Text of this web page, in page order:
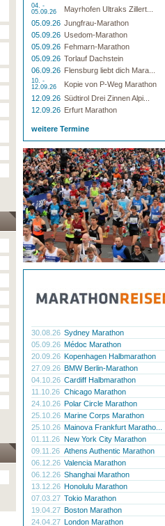
04. -
05.09.26
Mayrhofen Ultraks Zillert...
05.09.26 Jungfrau-Marathon
05.09.26 Usedom-Marathon
05.09.26 Fehmarn-Marathon
05.09.26 Torlauf Dachstein
06.09.26 Flensburg liebt dich Mara...
10. -
12.09.26
Kopie von P-Weg Marathon
12.09.26 Südtirol Drei Zinnen Alpi...
12.09.26 Erfurt Marathon
weitere Termine
30.08.26 Sydney Marathon
05.09.26 Médoc Marathon
20.09.26 Kopenhagen Halbmarathon
27.09.26 BMW Berlin-Marathon
04.10.26 Cardiff Halbmarathon
11.10.26 Chicago Marathon
24.10.26 Polar Circle Marathon
25.10.26 Marine Corps Marathon
25.10.26 Mainova Frankfurt Maratho...
01.11.26 New York City Marathon
09.11.26 Athens Authentic Marathon
06.12.26 Valencia Marathon
06.12.26 Shanghai Marathon
13.12.26 Honolulu Marathon
07.03.27 Tokio Marathon
19.04.27 Boston Marathon
24.04.27 London Marathon